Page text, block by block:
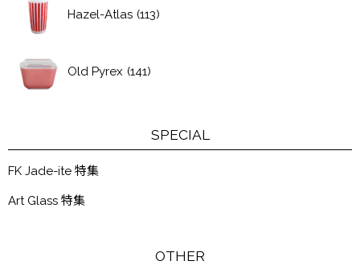
Hazel-Atlas (113)
Old Pyrex (141)
SPECIAL
FK Jade-ite 特集
Art Glass 特集
OTHER